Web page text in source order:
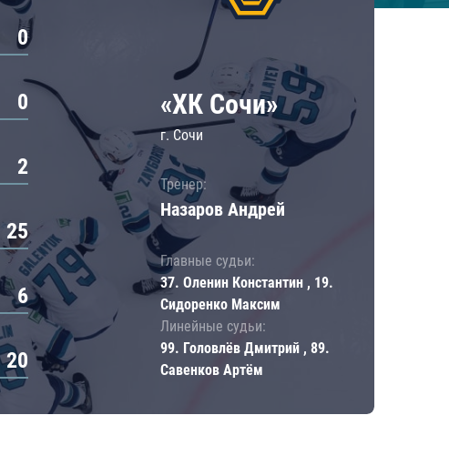
0
0
2
25
6
20
«ХК Сочи»
г. Сочи
Тренер:
Назаров Андрей
Главные судьи:
37. Оленин Константин , 19.
Сидоренко Максим
Линейные судьи:
99. Головлёв Дмитрий , 89.
Савенков Артём